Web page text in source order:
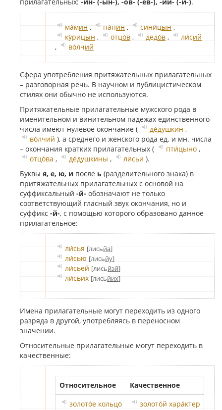
ма́мин , па́пин , сини́цын ,
ку́рицын , отцо́в , дедо́в , ли́сий
,
во́лчий
Сфера употребления притяжательных прилагательных
– разговорная речь. В научном и публицистическом
стилях они обычно не используются.
Притяжательные прилагательные мужского рода в
именительном и винительном падежах единственного
числа имеют нулевое окончание (
де́душкин ,
во́лчий ), а среднего и женского рода ед. и мн. числа
– окончания кратких прилагательных (
пти́цыно ,
отцо́ва , де́душкины , ли́сьи ).
Буквы я, е, ю, и после ь (разделительного знака) в
притяжательных прилагательных с основой на
суффиксальный -й- обозначают не только
соответствующий гласный звук окончания, но и
суффикс -й-, с помощью которого образовано данное
прилагательное:
ли́сья [лисьйа]
ли́сью [лисьйу]
ли́сьей [лисьйэй]
ли́сьих [лисьйих]
Имена прилагательные могут перexодить из одного
разряда в другой, употребляясь в переносном
значении.
Относительные прилагательные могут перexодить в
качественные:
Относительное
Качественное
золото́е кольцо́
золото́й хара́ктер